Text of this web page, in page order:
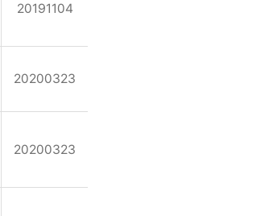
20191104
20200323
20200323